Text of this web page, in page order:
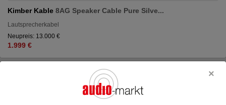
Kimber Kable 8AG Speaker Cable Pure Silve...
Lautsprecherkabel
Neupreis: 13.000 €
1.999 €